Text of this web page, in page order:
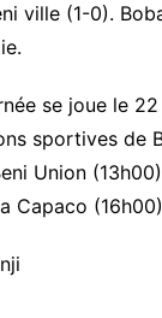
ville (1-0).
se joue le
sportives de
Union
Capaco